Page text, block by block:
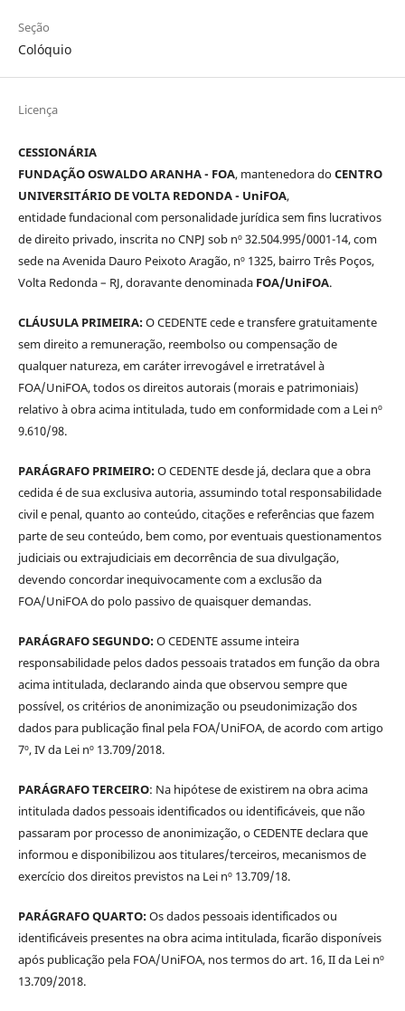
Seção
Colóquio
Licença
CESSIONÁRIA
FUNDAÇÃO OSWALDO ARANHA - FOA, mantenedora doCENTRO
UNIVERSITÁRIO DE VOLTA REDONDA - UniFOA,
entidade fundacional com personalidade jurídica sem fins lucrativos
de direito privado, inscrita no CNPJ sob nº 32.504.995/0001-14, com
sede na Avenida Dauro Peixoto Aragão, nº 1325, bairro Três Poços,
Volta Redonda – RJ, doravante denominada FOA/UniFOA.
CLÁUSULA PRIMEIRA:O CEDENTE cede e transfere gratuitamente
sem direito a remuneração, reembolso ou compensação de
qualquer natureza, em caráter irrevogável e irretratável à
FOA/UniFOA, todos os direitos autorais (morais e patrimoniais)
relativo à obra acima intitulada, tudo em conformidade com a Lei nº
9.610/98.
PARÁGRAFO PRIMEIRO:O CEDENTE desde já, declara que a obra
cedida é de sua exclusiva autoria, assumindo total responsabilidade
civil e penal, quanto ao conteúdo, citações e referências que fazem
parte de seu conteúdo, bem como, por eventuais questionamentos
judiciais ou extrajudiciais em decorrência de sua divulgação,
devendo concordar inequivocamente com a exclusão da
FOA/UniFOA do polo passivo de quaisquer demandas.
PARÁGRAFO SEGUNDO:O CEDENTE assume inteira
responsabilidade pelos dados pessoais tratados em função da obra
acima intitulada, declarando ainda que observou sempre que
possível, os critérios de anonimização ou pseudonimização dos
dados para publicação final pela FOA/UniFOA, de acordo com artigo
7º, IV da Lei nº 13.709/2018.
PARÁGRAFO TERCEIRO: Na hipótese de existirem na obra acima
intitulada dados pessoais identificados ou identificáveis, que não
passaram por processo de anonimização, o CEDENTE declara que
informou e disponibilizou aos titulares/terceiros, mecanismos de
exercício dos direitos previstos na Lei nº 13.709/18.
PARÁGRAFO QUARTO:Os dados pessoais identificados ou
identificáveis presentes na obra acima intitulada, ficarão disponíveis
após publicação pela FOA/UniFOA, nos termos do art. 16, II da Lei nº
13.709/2018.